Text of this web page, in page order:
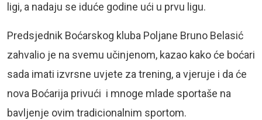
ligi, a nadaju se iduće godine ući u prvu ligu.
Predsjednik Boćarskog kluba Poljane Bruno Belasić
zahvalio je na svemu učinjenom, kazao kako će boćari
sada imati izvrsne uvjete za trening, a vjeruje i da će
nova Boćarija privući i mnoge mlade sportaše na
bavljenje ovim tradicionalnim sportom.